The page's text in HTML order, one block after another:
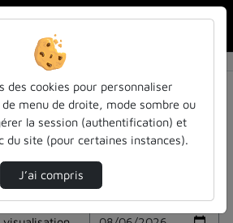
de la vidéo Le
: concevoir des
santé
des cookies pour personnaliser
menu de droite, mode sombre ou
la session (authentification) et
du site (pour certaines instances).
J’ai compris